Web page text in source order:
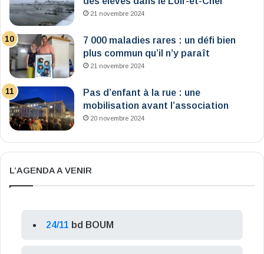
21 novembre 2024
7 000 maladies rares : un défi bien
plus commun qu’il n’y paraît
21 novembre 2024
Pas d’enfant à la rue : une
mobilisation avant l’association
20 novembre 2024
L’AGENDA A VENIR
24/11 bd BOUM